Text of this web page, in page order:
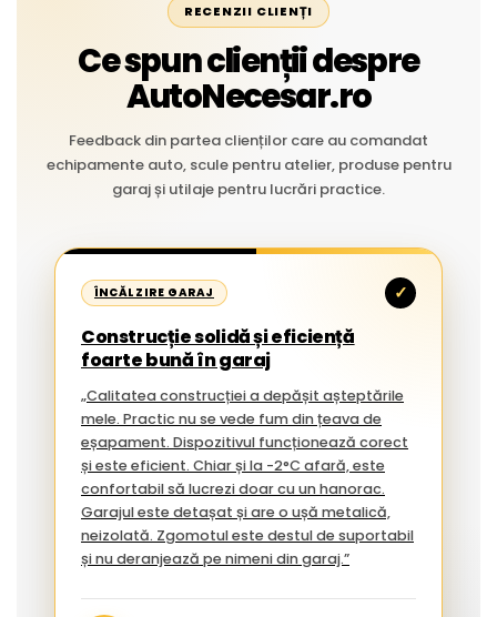
RECENZII CLIENȚI
Ce spun clienții despre
AutoNecesar.ro
Feedback din partea clienților care au comandat
echipamente auto, scule pentru atelier, produse pentru
garaj și utilaje pentru lucrări practice.
ÎNCĂLZIRE GARAJ ✓
Construcție solidă și eficiență
foarte bună în garaj
„Calitatea construcției a depășit așteptările
mele. Practic nu se vede fum din țeava de
eșapament. Dispozitivul funcționează corect
și este eficient. Chiar și la -2°C afară, este
confortabil să lucrezi doar cu un hanorac.
Garajul este detașat și are o ușă metalică,
neizolată. Zgomotul este destul de suportabil
și nu deranjează pe nimeni din garaj.”